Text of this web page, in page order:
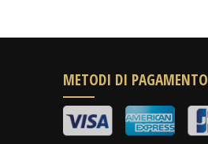
METODI DI PAGAMENTO